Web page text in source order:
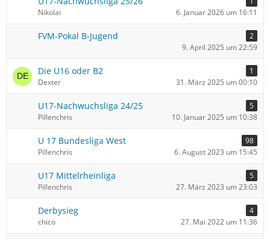
Nikolai
6. Januar 2026 um 16:11
FVM-Pokal B-Jugend
2
9. April 2025 um 22:59
Die U16 oder B2
1
Dexter
31. März 2025 um 00:10
U17-Nachwuchsliga 24/25
5
Pillenchris
10. Januar 2025 um 10:38
U 17 Bundesliga West
98
Pillenchris
6. August 2023 um 15:45
U17 Mittelrheinliga
5
Pillenchris
27. März 2023 um 23:03
Derbysieg
4
chico
27. Mai 2022 um 11:36